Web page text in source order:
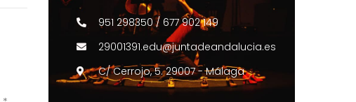
951 298350 / 677 902 149
29001391.edu@juntadeandalucia.es
C/ Cerrojo, 5. 29007 - Málaga